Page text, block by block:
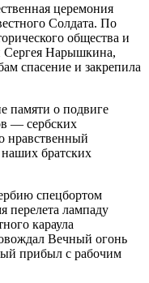
церемония
Солдата. По
общества и
Сергея Нарышкина,
спасение и закрепила
памяти о подвиге
— сербских
нравственный
братских
спецбортом
лампаду
караула
Вечный огонь
прибыл с рабочим